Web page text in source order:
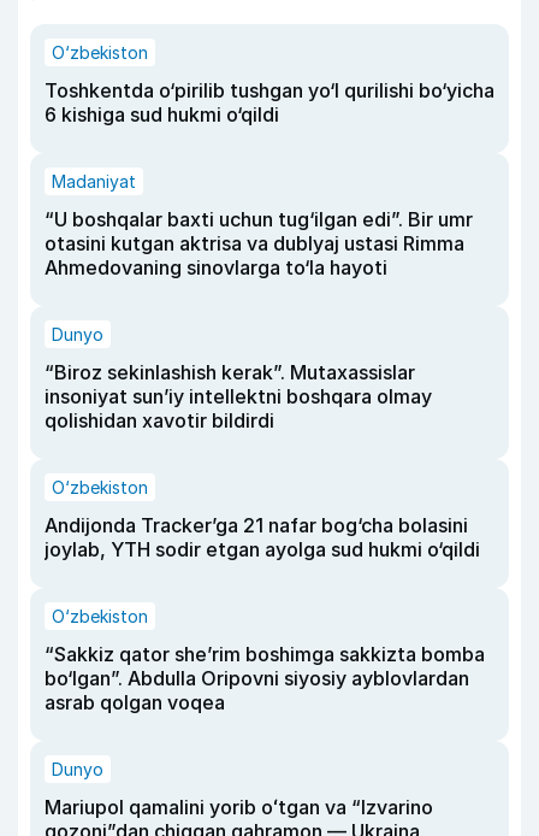
O‘zbekiston
Toshkentda o‘pirilib tushgan yo‘l qurilishi bo‘yicha
6 kishiga sud hukmi o‘qildi
Madaniyat
“U boshqalar baxti uchun tug‘ilgan edi”. Bir umr
otasini kutgan aktrisa va dublyaj ustasi Rimma
Ahmedovaning sinovlarga to‘la hayoti
Dunyo
“Biroz sekinlashish kerak”. Mutaxassislar
insoniyat sun’iy intellektni boshqara olmay
qolishidan xavotir bildirdi
O‘zbekiston
Andijonda Tracker’ga 21 nafar bog‘cha bolasini
joylab, YTH sodir etgan ayolga sud hukmi o‘qildi
O‘zbekiston
“Sakkiz qator she’rim boshimga sakkizta bomba
bo‘lgan”. Abdulla Oripovni siyosiy ayblovlardan
asrab qolgan voqea
Dunyo
Mariupol qamalini yorib oʻtgan va “Izvarino